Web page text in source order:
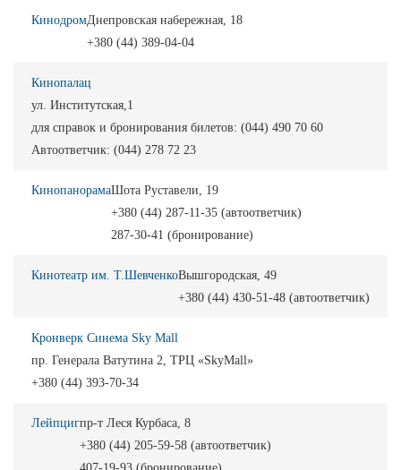
КинодромДнепровская набережная, 18
+380 (44) 389-04-04
Кинопалац
ул. Институтская,1
для справок и бронирования билетов: (044) 490 70 60
Автоответчик: (044) 278 72 23
КинопанорамаШота Руставели, 19
+380 (44) 287-11-35 (автоответчик)
287-30-41 (бронирование)
Кинотеатр им. Т.ШевченкоВышгородская, 49
+380 (44) 430-51-48 (автоответчик)
Кронверк Синема Sky Mall
пр. Генерала Ватутина 2, ТРЦ «SkyMall»
+380 (44) 393-70-34
Лейпцигпр-т Леся Курбаса, 8
+380 (44) 205-59-58 (автоответчик)